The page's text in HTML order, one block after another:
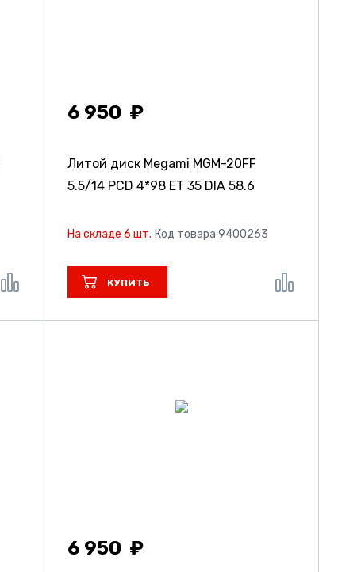
6 950
Литой диск Megami MGM-20FF
5.5/14 PCD 4*98 ET 35 DIA 58.6
На складе 6 шт. Код товара 9400263
КУПИТЬ
6 950